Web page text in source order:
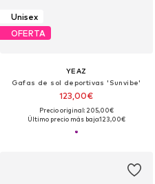
Unisex
OFERTA
YEAZ
Gafas de sol deportivas 'Sunvibe'
123,00€
Precio original: 205,00€
Último precio más bajo:123,00€